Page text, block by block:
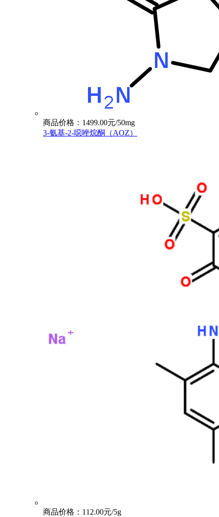
商品价格：1499.00元/50mg
3-氨基-2-噁唑烷酮（AOZ）
商品价格：112.00元/5g